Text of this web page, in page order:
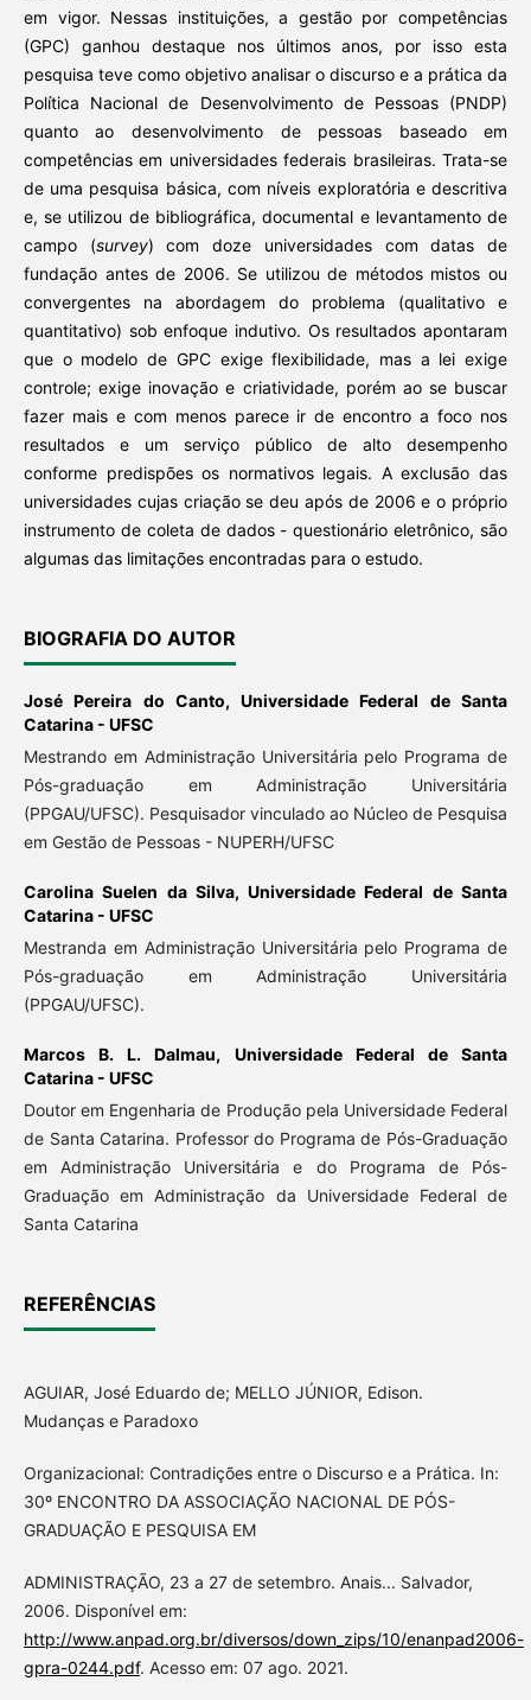
em vigor. Nessas instituições, a gestão por competências
(GPC) ganhou destaque nos últimos anos, por isso esta
pesquisa teve como objetivo analisar o discurso e a prática da
Política Nacional de Desenvolvimento de Pessoas (PNDP)
quanto ao desenvolvimento de pessoas baseado em
competências em universidades federais brasileiras. Trata-se
de uma pesquisa básica, com níveis exploratória e descritiva
e, se utilizou de bibliográfica, documental e levantamento de
campo (survey) com doze universidades com datas de
fundação antes de 2006. Se utilizou de métodos mistos ou
convergentes na abordagem do problema (qualitativo e
quantitativo) sob enfoque indutivo. Os resultados apontaram
que o modelo de GPC exige flexibilidade, mas a lei exige
controle; exige inovação e criatividade, porém ao se buscar
fazer mais e com menos parece ir de encontro a foco nos
resultados e um serviço público de alto desempenho
conforme predispões os normativos legais. A exclusão das
universidades cujas criação se deu após de 2006 e o próprio
instrumento de coleta de dados - questionário eletrônico, são
algumas das limitações encontradas para o estudo.
BIOGRAFIA DO AUTOR
José Pereira do Canto,Universidade Federal de Santa
Catarina - UFSC
Mestrando em Administração Universitária pelo Programa de
Pós-graduação em Administração Universitária
(PPGAU/UFSC). Pesquisador vinculado ao Núcleo de Pesquisa
em Gestão de Pessoas - NUPERH/UFSC
Carolina Suelen da Silva,Universidade Federal de Santa
Catarina - UFSC
Mestranda em Administração Universitária pelo Programa de
Pós-graduação em Administração Universitária
(PPGAU/UFSC).
Marcos B. L. Dalmau, Universidade Federal de Santa
Catarina - UFSC
Doutor em Engenharia de Produção pela Universidade Federal
de Santa Catarina. Professor do Programa de Pós-Graduação
em Administração Universitária e do Programa de Pós-
Graduação em Administração da Universidade Federal de
Santa Catarina
REFERÊNCIAS
AGUIAR, José Eduardo de; MELLO JÚNIOR, Edison.
Mudanças e Paradoxo
Organizacional: Contradições entre o Discurso e a Prática. In:
30º ENCONTRO DA ASSOCIAÇÃO NACIONAL DE PÓS-
GRADUAÇÃO E PESQUISA EM
ADMINISTRAÇÃO, 23 a 27 de setembro. Anais... Salvador,
2006. Disponível em:
http://www.anpad.org.br/diversos/down_zips/10/enanpad2006-
gpra-0244.pdf. Acesso em: 07 ago. 2021.